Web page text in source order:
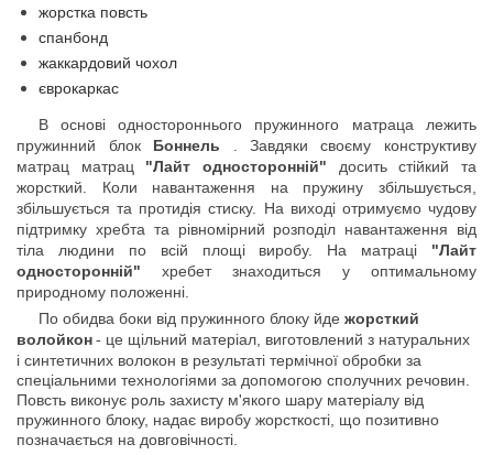
жорстка повсть
спанбонд
жаккардовий чохол
єврокаркас
В основі одностороннього пружинного матраца лежить
пружинний блок Боннель
Завдяки своєму конструктиву
матрац матрац "Лайт односторонній" досить стійкий та
жорсткий. Коли навантаження на пружину збільшується,
збільшується та протидія стиску. На виході отримуємо чудову
підтримку хребта та рівномірний розподіл навантаження від
тіла людини по всій площі виробу. На матраці "Лайт
односторонній" хребет знаходиться у оптимальному
природному положенні.
По обидва боки від пружинного блоку йде жорсткий
волойкон- це щільний матеріал, виготовлений з натуральних
і синтетичних волокон в результаті термічної обробки за
спеціальними технологіями за допомогою сполучних речовин.
Повсть виконує роль захисту м'якого шару матеріалу від
пружинного блоку, надає виробу жорсткості, що позитивно
позначається на довговічності.